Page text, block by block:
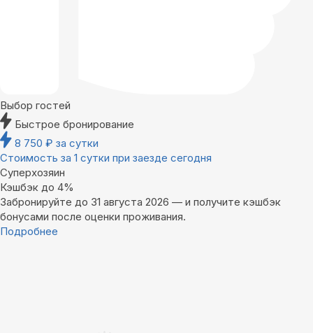
Выбор гостей
Быстрое бронирование
8 750 ₽ за сутки
Стоимость за 1 сутки при заезде сегодня
Суперхозяин
Кэшбэк до 4%
Забронируйте до 31 августа 2026 — и получите кэшбэк
бонусами после оценки проживания.
Подробнее